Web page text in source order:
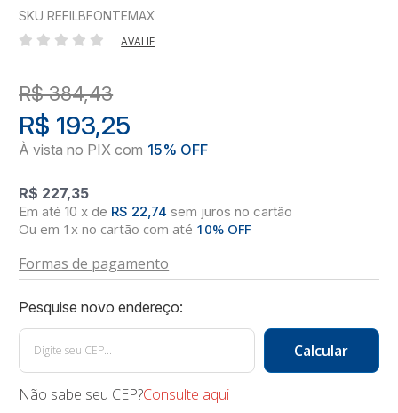
SKU REFILBFONTEMAX
AVALIE
R$ 384,43
R$ 227,35
R$ 193,25
10 x de R$ 22,74 sem juros no cartão
Ou em 1x no cartão com até 10% OFF
Formas de pagamento
Não sabe seu CEP?Consulte aqui